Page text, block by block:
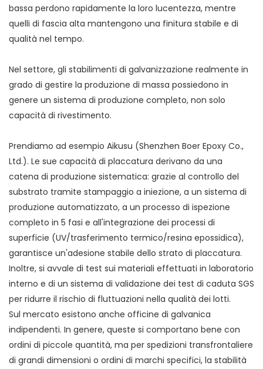
bassa perdono rapidamente la loro lucentezza, mentre
quelli di fascia alta mantengono una finitura stabile e di
qualità nel tempo.
Nel settore, gli stabilimenti di galvanizzazione realmente in
grado di gestire la produzione di massa possiedono in
genere un sistema di produzione completo, non solo
capacità di rivestimento.
Prendiamo ad esempio Aikusu (Shenzhen Boer Epoxy Co.,
Ltd.). Le sue capacità di placcatura derivano da una
catena di produzione sistematica: grazie al controllo del
substrato tramite stampaggio a iniezione, a un sistema di
produzione automatizzato, a un processo di ispezione
completo in 5 fasi e all'integrazione dei processi di
superficie (UV/trasferimento termico/resina epossidica),
garantisce un'adesione stabile dello strato di placcatura.
Inoltre, si avvale di test sui materiali effettuati in laboratorio
interno e di un sistema di validazione dei test di caduta SGS
per ridurre il rischio di fluttuazioni nella qualità dei lotti.
Sul mercato esistono anche officine di galvanica
indipendenti. In genere, queste si comportano bene con
ordini di piccole quantità, ma per spedizioni transfrontaliere
di grandi dimensioni o ordini di marchi specifici, la stabilità